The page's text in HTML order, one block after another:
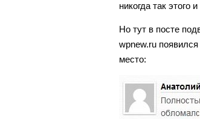
никогда так этого
Но тут в посте
wpnew.ru
место: